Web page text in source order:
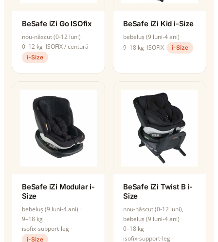
BeSafe iZi Go ISOfix
nou-născut (0-12 luni)
0–12 kg ISOFIX / centură
i-Size
BeSafe iZi Kid i-Size
bebeluș (9 luni-4 ani)
9–18 kg ISOFIX i-Size
BeSafe iZi Modular i-
Size
bebeluș (9 luni-4 ani)
9–18 kg
isofix-support-leg
i-Size
BeSafe iZi Twist B i-
Size
nou-născut (0-12 luni),
bebeluș (9 luni-4 ani)
0–18 kg
isofix-support-leg